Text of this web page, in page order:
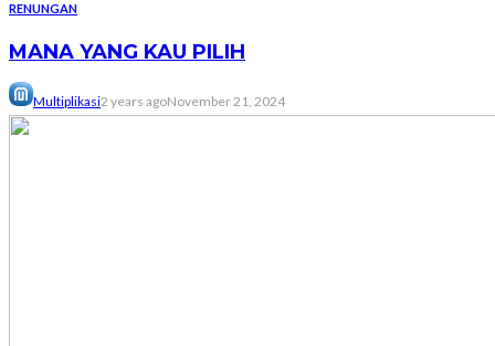
RENUNGAN
MANA YANG KAU PILIH
Multiplikasi2 years agoNovember 21, 2024